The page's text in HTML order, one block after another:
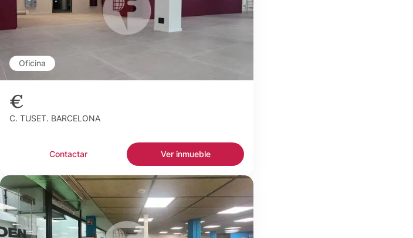
Oficina
€
C. TUSET. BARCELONA
Contactar Ver inmueble